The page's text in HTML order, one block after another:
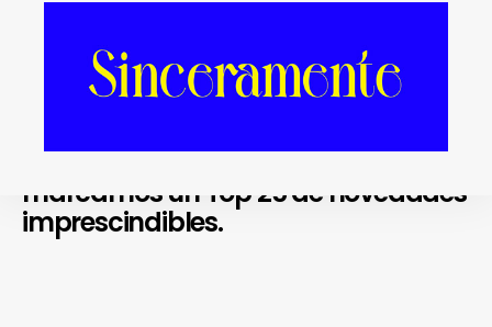
Tras recopilar los mejores clasicazos
estés «Home (alone)», ahora nos
marcamos un Top 25 de novedades
imprescindibles.